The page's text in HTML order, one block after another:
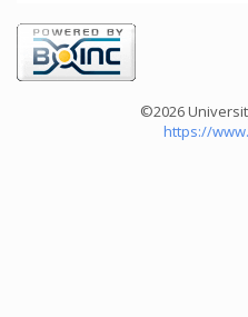
©2026
https://